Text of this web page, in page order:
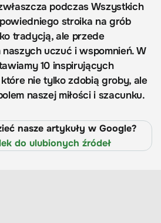
podczas Wszystkich
stroika na grób
tradycją, ale przede
uczuć i wspomnień. W
10 inspirujących
nie tylko zdobią groby, ale
naszej miłości i szacunku.
nasze artykuły w Google?
do ulubionych źródeł